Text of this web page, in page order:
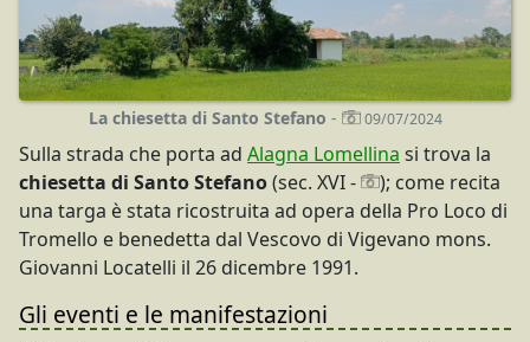
La chiesetta di Santo Stefano - 09/07/2024
Sulla strada che porta ad Alagna Lomellina si trova la
chiesetta di Santo Stefano(sec. XVI -
); come recita
una targa è stata ricostruita ad opera della Pro Loco di
Tromello e benedetta dal Vescovo di Vigevano mons.
Giovanni Locatelli il 26 dicembre 1991.
Gli eventi e le manifestazioni